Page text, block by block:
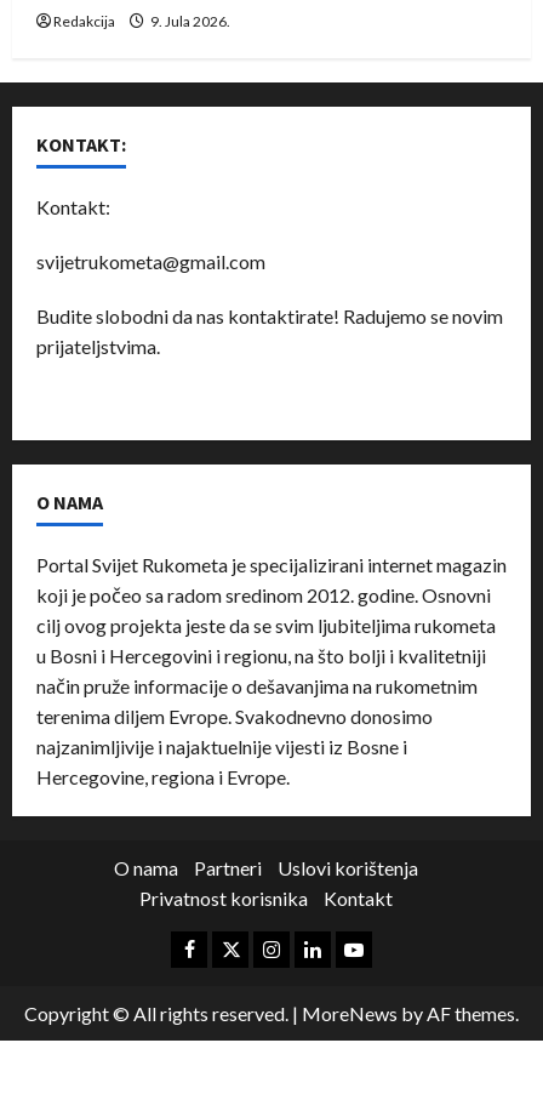
Redakcija 9. Jula 2026.
KONTAKT:
Kontakt:
svijetrukometa@gmail.com
Budite slobodni da nas kontaktirate! Radujemo se novim
prijateljstvima.
O NAMA
Portal Svijet Rukometa je specijalizirani internet magazin
koji je počeo sa radom sredinom 2012. godine. Osnovni
cilj ovog projekta jeste da se svim ljubiteljima rukometa
u Bosni i Hercegovini i regionu, na što bolji i kvalitetniji
način pruže informacije o dešavanjima na rukometnim
terenima diljem Evrope. Svakodnevno donosimo
najzanimljivije i najaktuelnije vijesti iz Bosne i
Hercegovine, regiona i Evrope.
O nama Partneri
Uslovi korištenja
Privatnost korisnika
Kontakt
Copyright © All rights reserved. | MoreNews by AF themes.